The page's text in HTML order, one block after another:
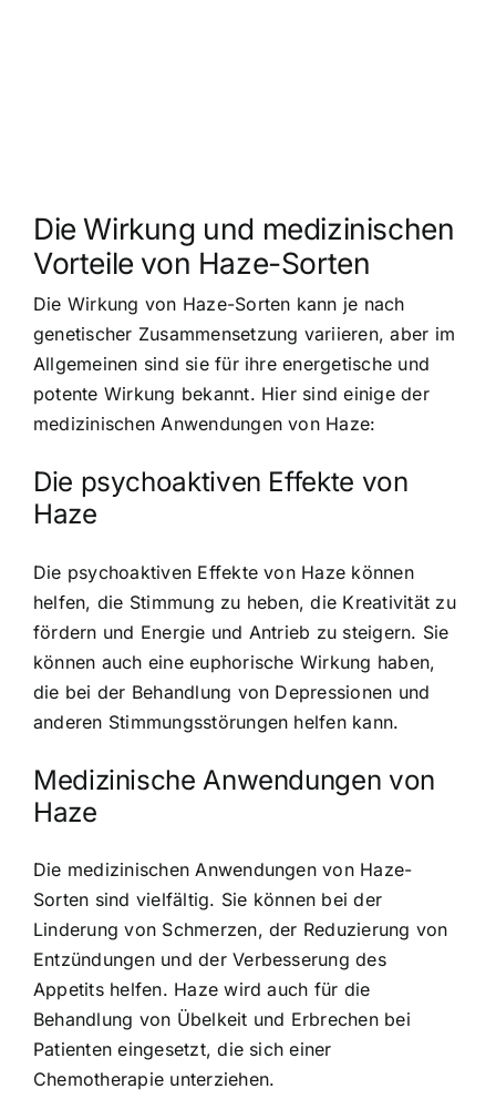
Die Wirkung und medizinischen
Vorteile von Haze-Sorten
Die Wirkung von Haze-Sorten kann je nach
genetischer Zusammensetzung variieren, aber im
Allgemeinen sind sie für ihre energetische und
potente Wirkung bekannt. Hier sind einige der
medizinischen Anwendungen von Haze:
Die psychoaktiven Effekte von
Haze
Die psychoaktiven Effekte von Haze können
helfen, die Stimmung zu heben, die Kreativität zu
fördern und Energie und Antrieb zu steigern. Sie
können auch eine euphorische Wirkung haben,
die bei der Behandlung von Depressionen und
anderen Stimmungsstörungen helfen kann.
Medizinische Anwendungen von
Haze
Die medizinischen Anwendungen von Haze-
Sorten sind vielfältig. Sie können bei der
Linderung von Schmerzen, der Reduzierung von
Entzündungen und der Verbesserung des
Appetits helfen. Haze wird auch für die
Behandlung von Übelkeit und Erbrechen bei
Patienten eingesetzt, die sich einer
Chemotherapie unterziehen.